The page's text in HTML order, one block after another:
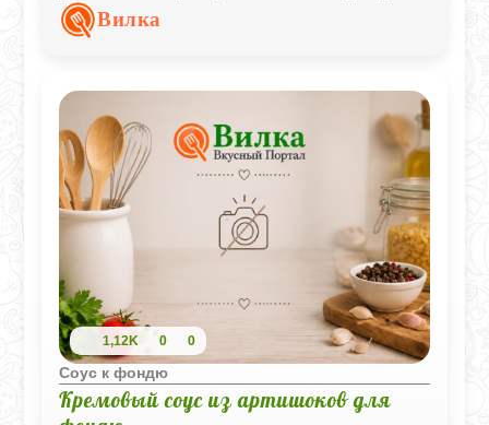
сырному фондю, овощам и свежему
хлебу.Вилка
1,12K 0 0
Соус к фондю
Кремовый соус из артишоков для